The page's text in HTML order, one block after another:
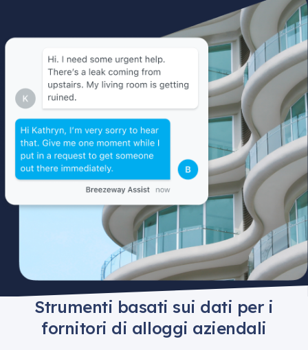
Strumenti basati sui dati per i
fornitori di alloggi aziendali